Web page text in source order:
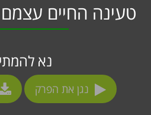
טעינה החיים עצמם עונה
נא
נגן את הפרק